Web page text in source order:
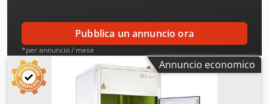
Pubblica un annuncio ora
*per annuncio / mese
Annuncio economico